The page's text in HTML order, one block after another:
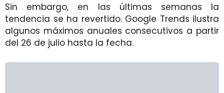
Sin embargo, en las últimas semanas la
tendencia se ha revertido. Google Trends ilustra
algunos máximos anuales consecutivos a partir
del 26 de julio hasta la fecha.